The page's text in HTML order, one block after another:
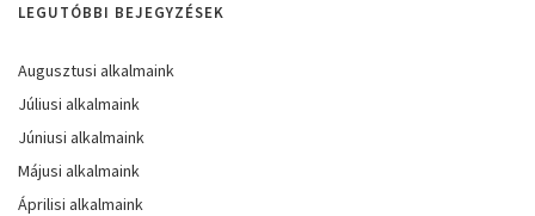
LEGUTÓBBI BEJEGYZÉSEK
Augusztusi alkalmaink
Júliusi alkalmaink
Júniusi alkalmaink
Májusi alkalmaink
Áprilisi alkalmaink